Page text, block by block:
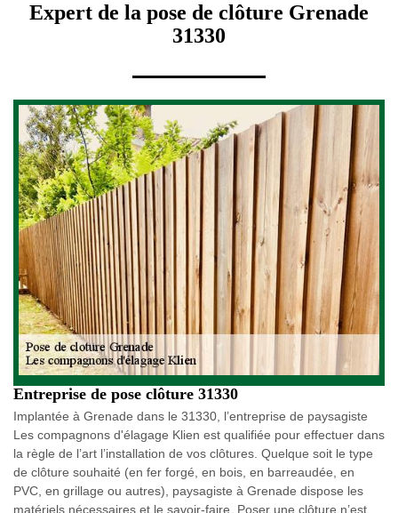
Expert de la pose de clôture Grenade
31330
Entreprise de pose clôture 31330
Implantée à Grenade dans le 31330, l’entreprise de paysagiste
Les compagnons d'élagage Klien est qualifiée pour effectuer dans
la règle de l’art l’installation de vos clôtures. Quelque soit le type
de clôture souhaité (en fer forgé, en bois, en barreaudée, en
PVC, en grillage ou autres), paysagiste à Grenade dispose les
matériels nécessaires et le savoir-faire. Poser une clôture n’est